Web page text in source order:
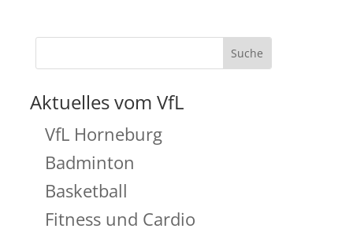
Aktuelles vom VfL
VfL Horneburg
Badminton
Basketball
Fitness und Cardio